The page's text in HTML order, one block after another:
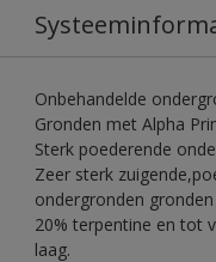
Onbehandelde
Gronden met Alpha
Sterk poederende
Zeer sterk
ondergronden
20% terpentine en tot
laag.